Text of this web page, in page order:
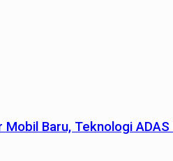
Mobil Baru, Teknologi